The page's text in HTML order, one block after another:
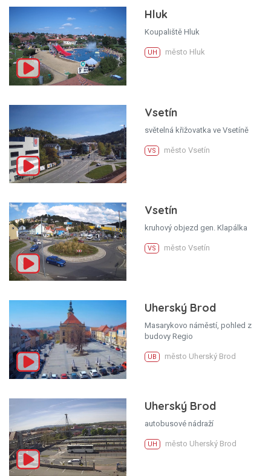
Hluk
Koupaliště Hluk
UH město Hluk
Vsetín
světelná křižovatka ve Vsetíně
VS město Vsetín
Vsetín
kruhový objezd gen. Klapálka
VS město Vsetín
Uherský Brod
Masarykovo náměstí, pohled z
budovy Regio
UB město Uherský Brod
Uherský Brod
autobusové nádraží
UH město Uherský Brod